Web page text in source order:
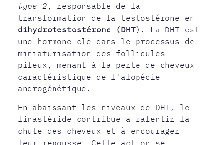
type 2 , responsable de la
transformation de la testostérone en
dihydrotestostérone (DHT) . La DHT est
une hormone clé dans le processus de
miniaturisation des follicules
pileux, menant à la perte de cheveux
caractéristique de l'alopécie
androgénétique.
En abaissant les niveaux de DHT, le
finastéride contribue à ralentir la
chute des cheveux et à encourager
leur repousse. Cette action se